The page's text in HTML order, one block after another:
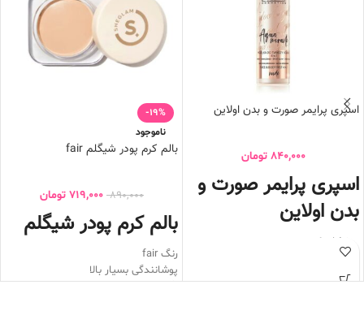
اسپری پرایمر صورت و بدن اولاین
840,000 تومان
اسپری پرایمر صورت و
بدن اولاین
درخشان کننده پوست
منافذ پوست را میبندد
ایجاد طراوت و لطافت به پوست
-19%
ناموجود
بالم کرم پودر شیگلم fair
890,000
719,000 تومان
بالم کرم پودر شیگلم
رنگ fair
پوشانندگی بسیار بالا
دارای هیالورونیک اسید